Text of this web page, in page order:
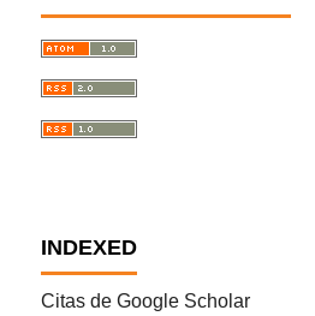
INDEXED
Citas de Google Scholar